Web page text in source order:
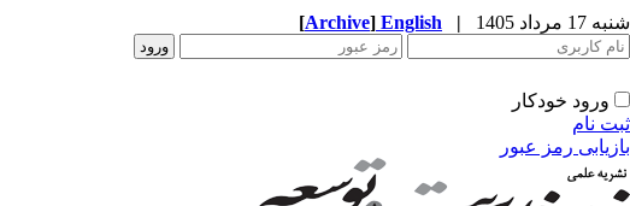
شنبه 17 مرداد 1405 |
English
[Archive]
ورود خودکار
ثبت نام
بازیابی رمز عبور